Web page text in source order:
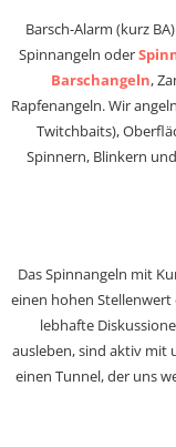
Barsch-Alarm (kurz
Spinnangeln oder
Barschangeln,
Rapfenangeln. Wir
Twitchbaits),
Spinnern, Blinkern
Das Spinnangeln mit
einen hohen
lebhafte
ausleben, sind aktiv mit
einen Tunnel, der uns